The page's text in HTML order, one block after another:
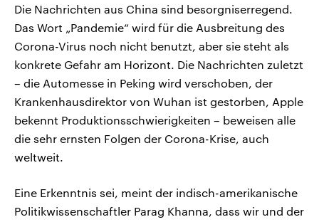
Die Nachrichten aus China sind besorgniserregend.
Das Wort „Pandemie“ wird für die Ausbreitung des
Corona-Virus noch nicht benutzt, aber sie steht als
konkrete Gefahr am Horizont. Die Nachrichten zuletzt
– die Automesse in Peking wird verschoben, der
Krankenhausdirektor von Wuhan ist gestorben, Apple
bekennt Produktionsschwierigkeiten – beweisen alle
die sehr ernsten Folgen der Corona-Krise, auch
weltweit.
Eine Erkenntnis sei, meint der indisch-amerikanische
Politikwissenschaftler Parag Khanna, dass wir und der